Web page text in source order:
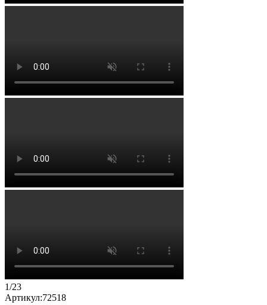
1/23
Артикул:72518